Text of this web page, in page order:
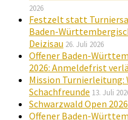
2026
Festzelt statt
Baden-
Deizisau 26. Juli 2026
Offener Baden-
2026: Anmeldefrist
Mission Turnierleitung:
Schachfreunde 13. Juli
Schwarzwald Open 2026
Offener Baden-